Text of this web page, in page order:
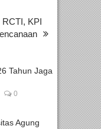
RCTI, KPI
Tahun Jaga
0
Agung